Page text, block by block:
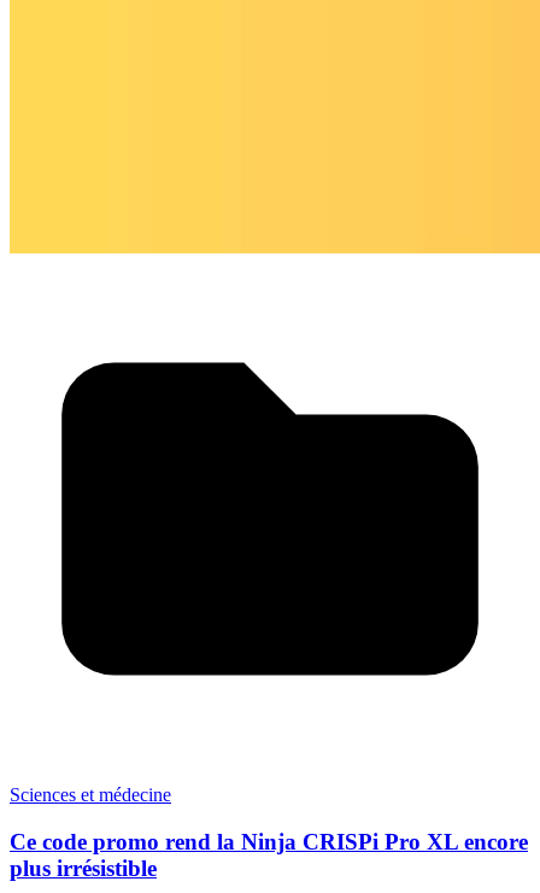
Sciences et médecine
Ce code promo rend la Ninja CRISPi Pro XL encore
plus irrésistible